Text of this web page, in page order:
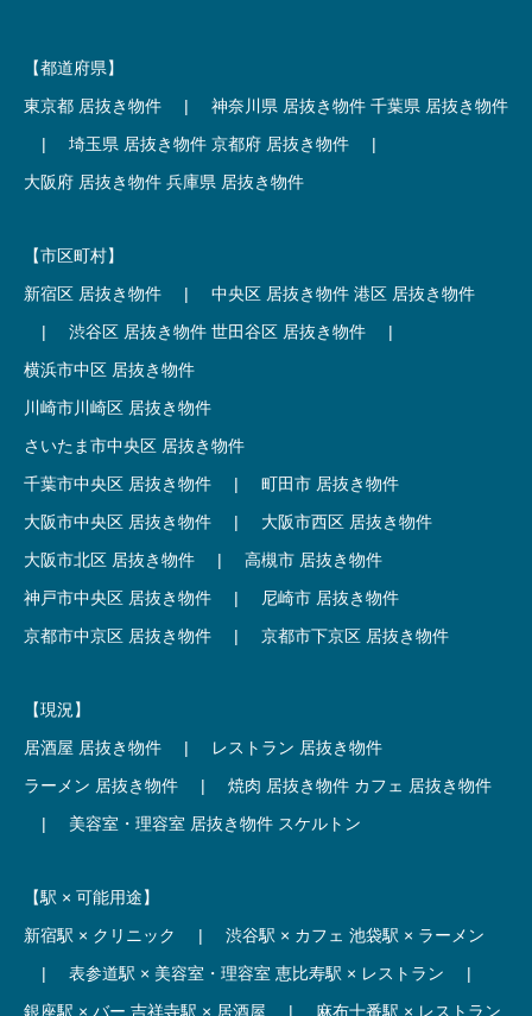
【都道府県】
東京都 居抜き物件
| 神奈川県 居抜き物件 千葉県 居抜き物件
|
埼玉県 居抜き物件 京都府 居抜き物件
|
大阪府 居抜き物件 兵庫県 居抜き物件
【市区町村】
新宿区 居抜き物件
| 中央区 居抜き物件 港区 居抜き物件
|
渋谷区 居抜き物件 世田谷区 居抜き物件
|
横浜市中区 居抜き物件
川崎市川崎区 居抜き物件
さいたま市中央区 居抜き物件
千葉市中央区 居抜き物件
|
町田市 居抜き物件
大阪市中央区 居抜き物件
|
大阪市西区 居抜き物件
大阪市北区 居抜き物件
|
高槻市 居抜き物件
神戸市中央区 居抜き物件
|
尼崎市 居抜き物件
京都市中京区 居抜き物件
| 京都市下京区 居抜き物件
【現況】
居酒屋 居抜き物件
|
レストラン 居抜き物件
ラーメン 居抜き物件
| 焼肉 居抜き物件 カフェ 居抜き物件
|
美容室・理容室 居抜き物件 スケルトン
【駅 × 可能用途】
新宿駅 × クリニック
| 渋谷駅 × カフェ 池袋駅 × ラーメン
|
表参道駅 × 美容室・理容室 恵比寿駅 × レストラン
|
銀座駅 × バー 吉祥寺駅 × 居酒屋 | 麻布十番駅 × レストラン